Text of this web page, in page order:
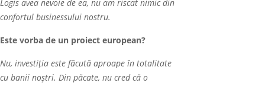
Logis avea nevoie de ea, nu am riscat nimic din
confortul businessului nostru.
Este vorba de un proiect european?
Nu, investiția este făcută aproape în totalitate
cu banii noștri. Din păcate, nu cred că o